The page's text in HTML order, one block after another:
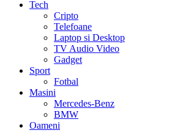
Tech
Cripto
Telefoane
Laptop si Desktop
TV Audio Video
Gadget
Sport
Fotbal
Masini
Mercedes-Benz
BMW
Oameni